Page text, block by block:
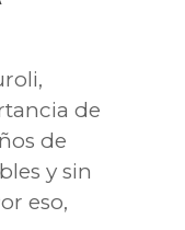
de
de
y sin
eso,